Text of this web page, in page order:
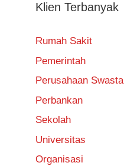
Klien Terbanyak
Rumah Sakit
Pemerintah
Perusahaan Swasta
Perbankan
Sekolah
Universitas
Organisasi